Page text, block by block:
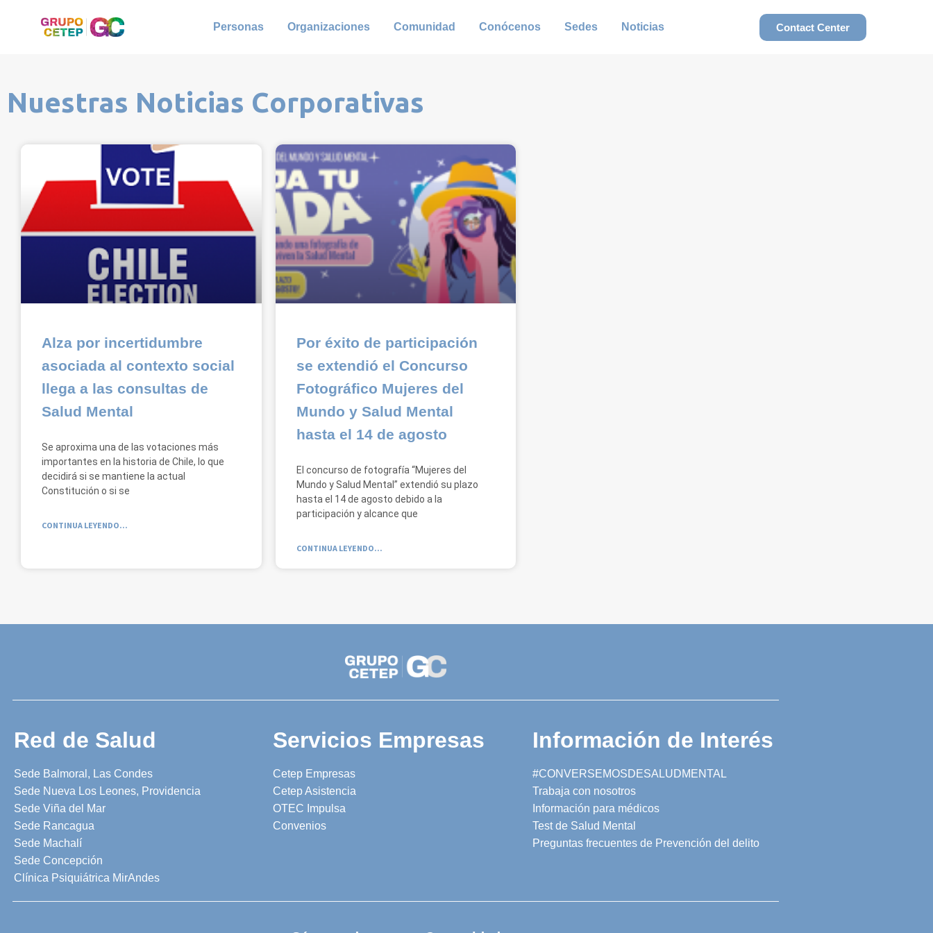
Personas Organizaciones Comunidad Conócenos Sedes Noticias Contact Center
Nuestras Noticias Corporativas
Alza por incertidumbre
asociada al contexto social
llega a las consultas de
Salud Mental
Se aproxima una de las votaciones más
importantes en la historia de Chile, lo que
decidirá si se mantiene la actual
Constitución o si se
CONTINUA LEYENDO...
Por éxito de participación
se extendió el Concurso
Fotográfico Mujeres del
Mundo y Salud Mental
hasta el 14 de agosto
El concurso de fotografía “Mujeres del
Mundo y Salud Mental” extendió su plazo
hasta el 14 de agosto debido a la
participación y alcance que
CONTINUA LEYENDO...
Red de Salud
Sede Balmoral, Las Condes
Sede Nueva Los Leones, Providencia
Sede Viña del Mar
Sede Rancagua
Sede Machalí
Sede Concepción
Clínica Psiquiátrica MirAndes
Servicios Empresas
Cetep Empresas
Cetep Asistencia
OTEC Impulsa
Convenios
Información de Interés
#CONVERSEMOSDESALUDMENTAL
Trabaja con nosotros
Información para médicos
Test de Salud Mental
Preguntas frecuentes de Prevención del delito